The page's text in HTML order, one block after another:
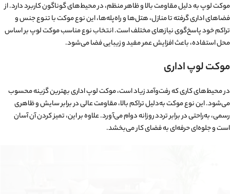
موکت لوپ به دلیل مقاومت بالا و ظاهر منظم، در محیط‌های گوناگون کاربرد دارد. از
فضاهای اداری گرفته تا منازل، هتل‌ها و راه‌پله‌ها، این نوع موکت با تنوع جنس و
تراکم خود پاسخ‌گوی نیازهای مختلف است. انتخاب نوع مناسب موکت لوپ بر اساس
محل استفاده، باعث افزایش عمر مفید و زیبایی فضا می‌شود.
موکت لوپ اداری
در محیط‌های کاری که رفت‌وآمد زیاد است، موکت لوپ اداری بهترین گزینه محسوب
می‌شود. این نوع موکت به‌دلیل تراکم بالا، مقاومت عالی در برابر سایش و ظاهری
رسمی، به‌راحتی در برابر تردد روزانه دوام می‌آورد. علاوه بر این، تمیز کردن آن آسان
است و جلوه‌ای حرفه‌ای به فضای کار می‌بخشد.